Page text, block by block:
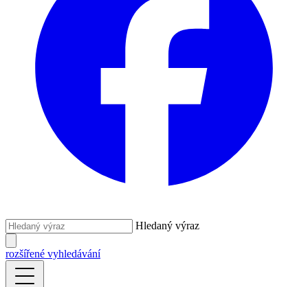
Hledaný výraz
rozšířené vyhledávání